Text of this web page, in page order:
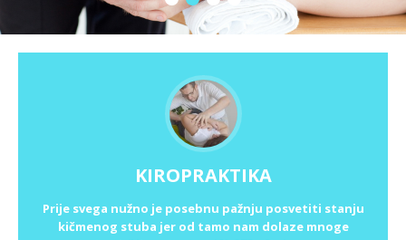
KIROPRAKTIKA
Prije svega nužno je posebnu pažnju posvetiti stanju
kičmenog stuba jer od tamo nam dolaze mnoge